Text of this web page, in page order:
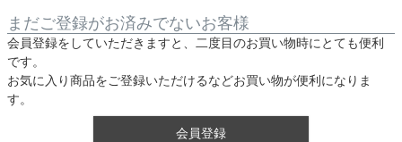
まだご登録がお済みでないお客様
会員登録をしていただきますと、二度目のお買い物時にとても便利
です。
お気に入り商品をご登録いただけるなどお買い物が便利になりま
す。
会員登録